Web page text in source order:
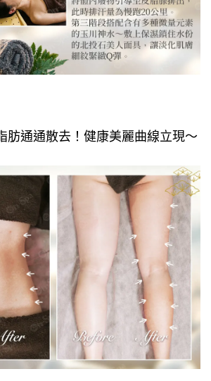
通通散去！健康美麗曲線立現～